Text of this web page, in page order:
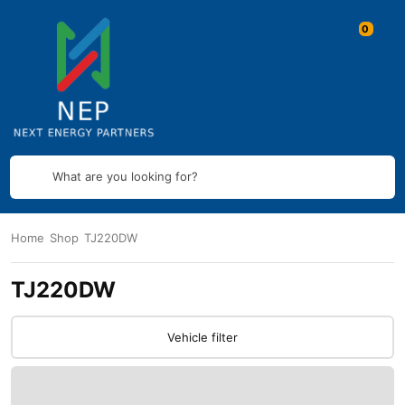
What are you looking for?
Home Shop TJ220DW
TJ220DW
Vehicle filter